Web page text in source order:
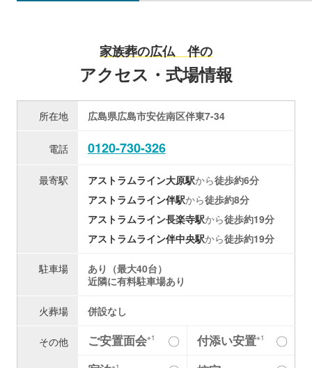
家族葬の広仏 伴の
アクセス・式場情報
所在地 広島県広島市安佐南区伴東7-34
電話 0120-730-326
最寄駅 アストラムライン大原駅から徒歩約6分
アストラムライン伴駅から徒歩約8分
アストラムライン長楽寺駅から徒歩約19分
アストラムライン伴中央駅から徒歩約19分
駐車場
あり（最大40台）
近隣に有料駐車場あり
火葬場 併設なし
その他 ご安置面会※1 〇 付添い安置※1
〇